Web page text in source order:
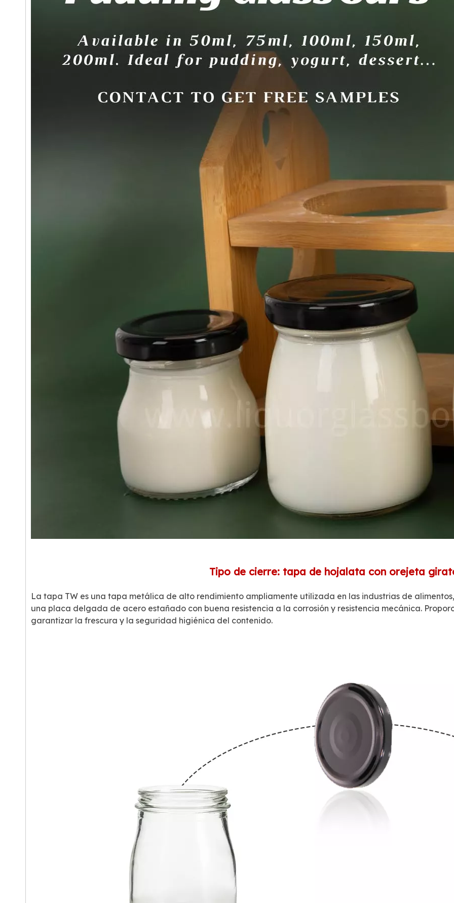
Tipo de cierre: tapa de hojalata con orejeta
La tapa TW es una tapa metálica de alto rendimiento ampliamente utilizada en las industrias de
una placa delgada de acero estañado con buena resistencia a la corrosión y resistencia mecánica.
garantizar la frescura y la seguridad higiénica del contenido.